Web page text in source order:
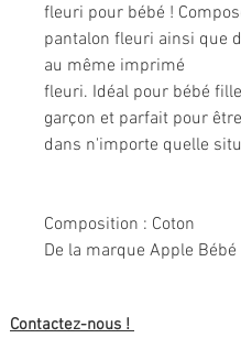
fleuri pour bébé !
pantalon fleuri ainsi que
au même imprimé
fleuri. Idéal pour bébé
garçon et parfait pour
dans n'importe quelle
Composition : Coton
De la marque Apple Bébé
Contactez-nous !